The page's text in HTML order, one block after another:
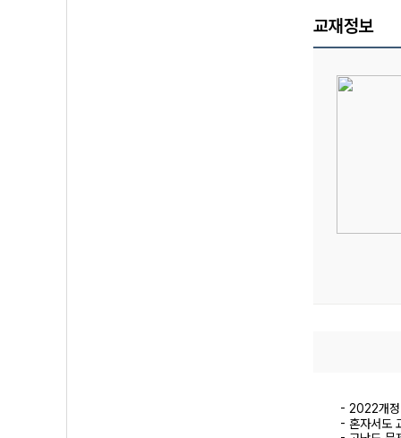
교재정보
- 2022개정
- 혼자서도